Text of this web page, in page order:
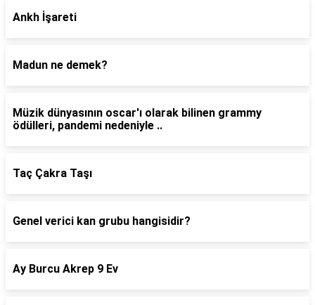
Ankh İşareti
Madun ne demek?
Müzik dünyasının oscar'ı olarak bilinen grammy
ödülleri, pandemi nedeniyle ..
Taç Çakra Taşı
Genel verici kan grubu hangisidir?
Ay Burcu Akrep 9 Ev